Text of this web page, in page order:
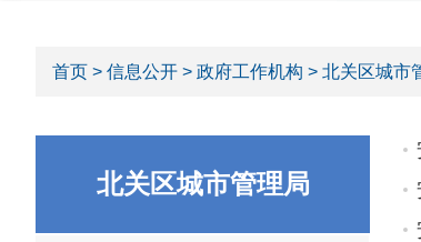
首页 > 信息公开 > 政府工作机构 > 北关区城市
北关区城市管理局